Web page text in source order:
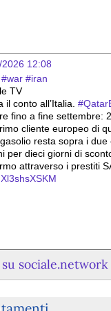
12:08
#war #iran
TV
conto all’Italia. #
fino a fine settembre:
cliente europeo di
resta sopra i due
per dieci giorni di
attraverso i prestiti
sociale.network